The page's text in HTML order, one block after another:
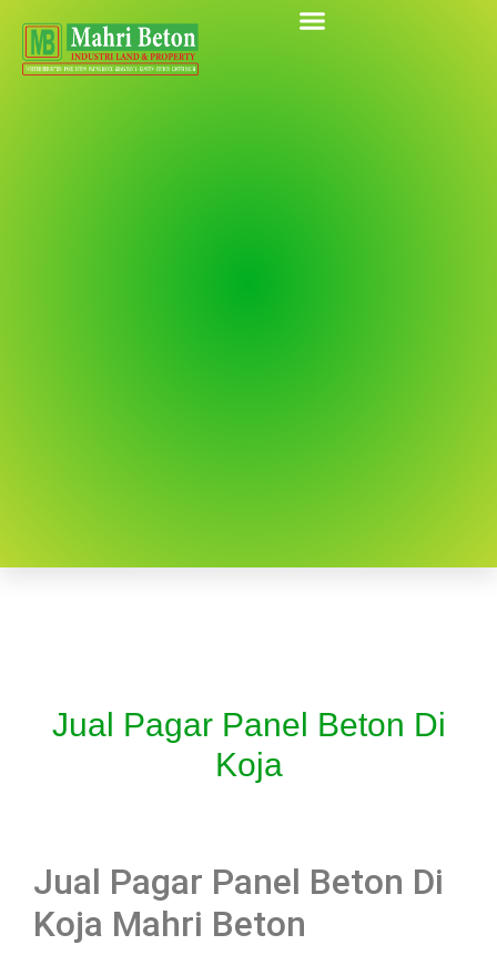
Jual Pagar Panel Beton Di
Koja
Jual Pagar Panel Beton Di
Koja Mahri Beton